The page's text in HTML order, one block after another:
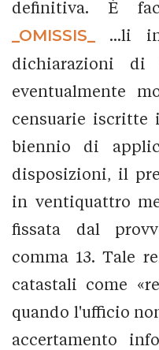
definitiva. È
_OMISSIS_
...li
dichiarazioni
eventualmente
censuarie iscritte
biennio di
disposizioni, il
in ventiquattro
fissata dal
comma 13. Tale
catastali come
quando l'ufficio
accertamento